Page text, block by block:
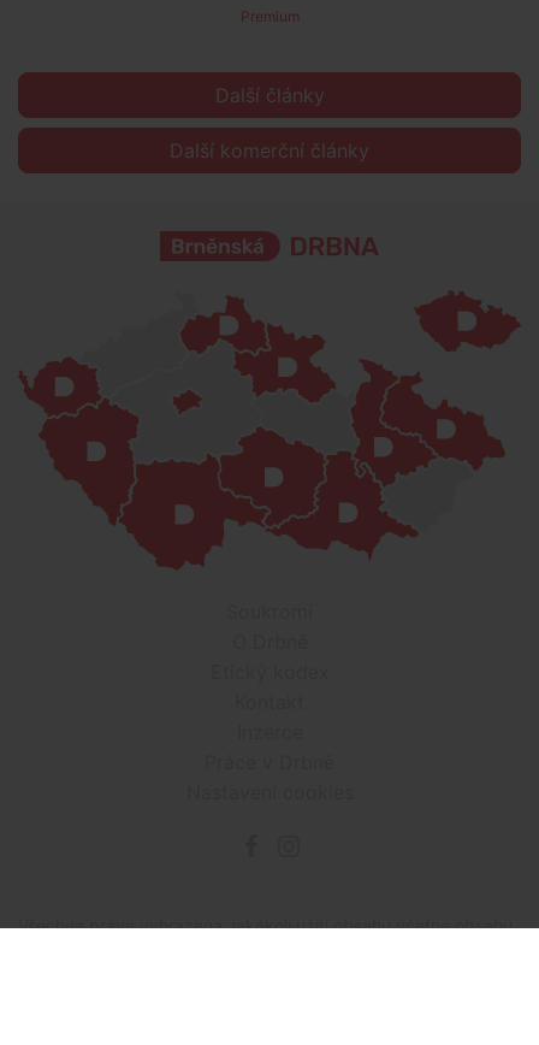
Premium
Další články
Další komerční články
Všechna práva vyhrazena, jakékoli užití obsahu včetné obsahu